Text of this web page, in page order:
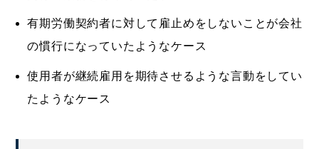
有期労働契約者に対して雇止めをしないことが会社
の慣行になっていたようなケース
使用者が継続雇用を期待させるような言動をしてい
たようなケース